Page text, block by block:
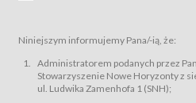
podmiotom z branży mediów i filmowej
Bilety – wybrane dokumenty
Usługodawcą i uprawniające do wzięcia
przewidziane przez Usługodawcę dla
do uczestnictwa w wielu albo w
Niniejszym informujemy Pana/-ią, że:
Administratorem podanych przez
Stowarzyszenie Nowe Horyzonty z
ul. Ludwika Zamenhofa 1 (SNH);